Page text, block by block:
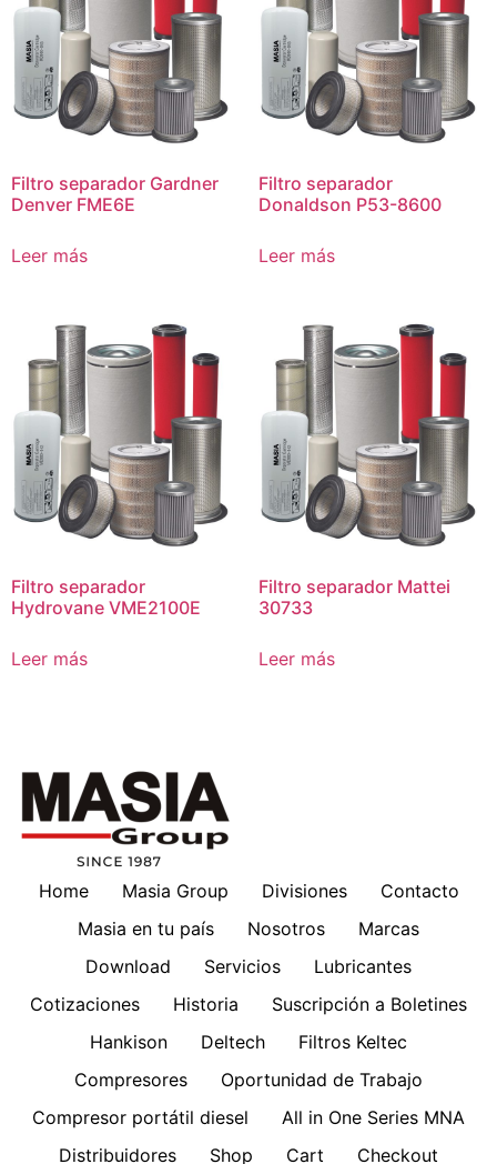
Filtro separador Gardner
Denver FME6E
Leer más
Filtro separador
Donaldson P53-8600
Leer más
Filtro separador
Hydrovane VME2100E
Leer más
Filtro separador Mattei
30733
Leer más
Home Masia Group Divisiones
Contacto
Masia en tu país
Nosotros
Marcas
Download
Servicios
Lubricantes
Cotizaciones
Historia
Suscripción a Boletines
Hankison
Deltech
Filtros Keltec
Compresores
Oportunidad de Trabajo
Compresor portátil diesel
All in One Series MNA
Distribuidores
Shop Cart Checkout